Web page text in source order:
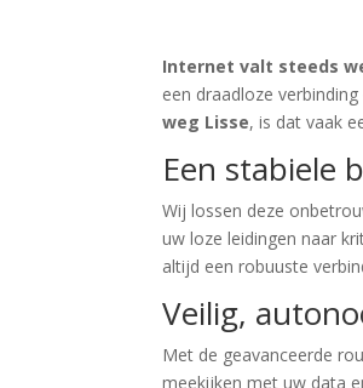
Internet valt steeds
een draadloze
weg Lisse, is dat vaak
Een stabiele
Wij lossen deze
uw loze leidingen naar
altijd een robuuste
Veilig,
Met de geavanceerde
meekijken met uw data